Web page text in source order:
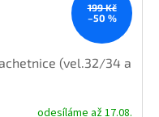
199 Kč
–50 %
(vel.32/34 a
odesíláme až 17.08.